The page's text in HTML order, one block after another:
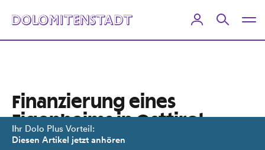
Ihr Dolo Plus Vorteil:
Diesen Artikel jetzt anhören
Finanzierung eines
Eigenheims in Osttirol
„unleistbar“?